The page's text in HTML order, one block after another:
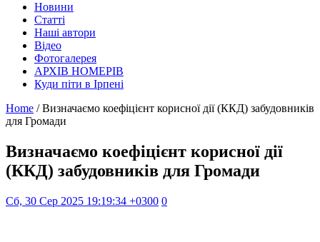
Новини
Статті
Наші автори
Відео
Фотогалерея
АРХІВ НОМЕРІВ
Куди піти в Ірпені
Home / Визначаємо коефіцієнт корисної дії (ККД) забудовників
для Громади
Визначаємо коефіцієнт корисної дії
(ККД) забудовників для Громади
Сб, 30 Сер 2025 19:19:34 +0300 0